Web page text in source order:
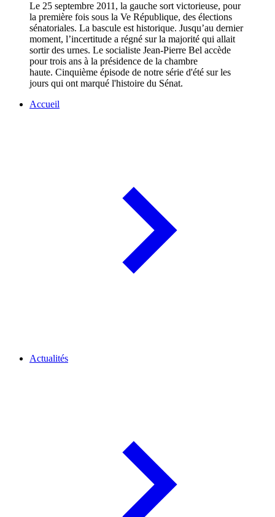
Le 25 septembre 2011, la gauche sort victorieuse, pour
la première fois sous la Ve République, des élections
sénatoriales. La bascule est historique. Jusqu’au dernier
moment, l’incertitude a régné sur la majorité qui allait
sortir des urnes. Le socialiste Jean-Pierre Bel accède
pour trois ans à la présidence de la chambre
haute. Cinquième épisode de notre série d'été sur les
jours qui ont marqué l'histoire du Sénat.
Accueil
Actualités